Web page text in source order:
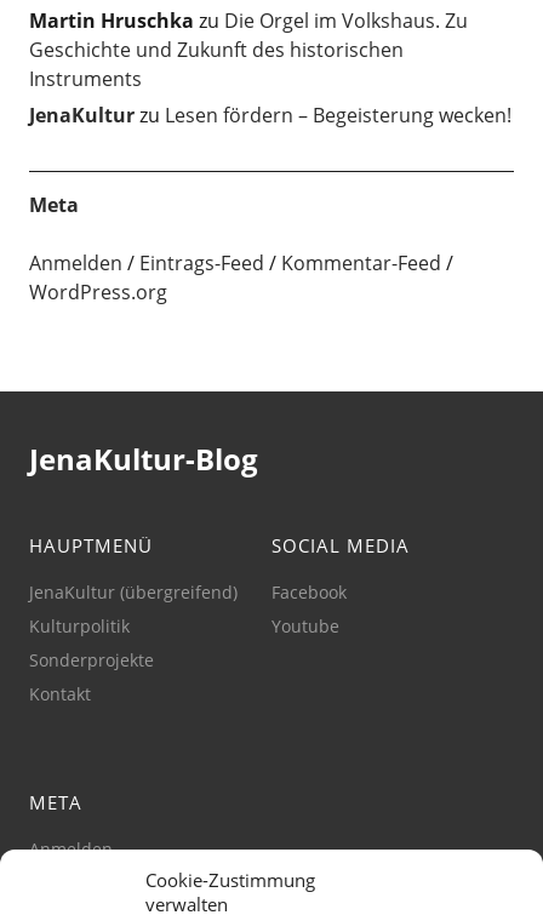
Cookie-Zustimmung
verwalten
Martin Hruschka zu Die Orgel im Volkshaus. Zu
Geschichte und Zukunft des historischen
Instruments
JenaKulturzu Lesen fördern – Begeisterung wecken!
Meta
Anmelden Eintrags-Feed
Kommentar-Feed
WordPress.org
JenaKultur-Blog
HAUPTMENÜ
JenaKultur (übergreifend)
Kulturpolitik
Sonderprojekte
Kontakt
SOCIAL MEDIA
Facebook
Youtube
META
Anmelden